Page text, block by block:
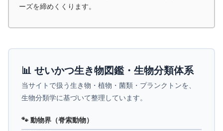
ーズを締めくくります。
📊 せいかつ生き物図鑑・生物分類体系
当サイトで扱う生き物・植物・菌類・プランクトンを、
生物分類学に基づいて整理しています。
🐾 動物界（脊索動物）